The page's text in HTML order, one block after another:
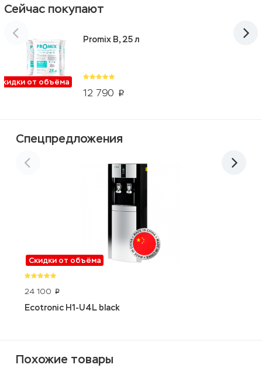
Сейчас покупают
от объёма
12 790 p
Promix B, 25 л
Спецпредложения
Скидки от объёма
24 100 p
Ecotronic H1-U4L black
Похожие товары